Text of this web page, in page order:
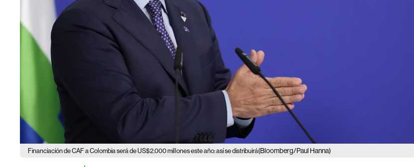
Financiación de CAF a Colombia será de US$2.000 millones este año: así se distribuirá(Bloomberg/Paul Hanna)